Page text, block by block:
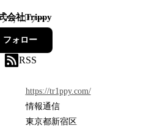
会社Trippy
フォロワー
フォロー
RSS
https://tr1ppy.com/
情報通信
東京都新宿区